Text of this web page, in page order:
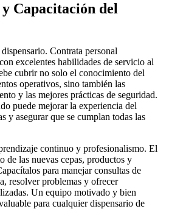
Capacitación del
Contrata personal
excelentes habilidades de servicio al
cubrir no solo el conocimiento del
operativos, sino también las
y las mejores prácticas de seguridad.
puede mejorar la experiencia del
y asegurar que se cumplan todas las
continuo y profesionalismo. El
de las nuevas cepas, productos y
para manejar consultas de
resolver problemas y ofrecer
Un equipo motivado y bien
para cualquier dispensario de